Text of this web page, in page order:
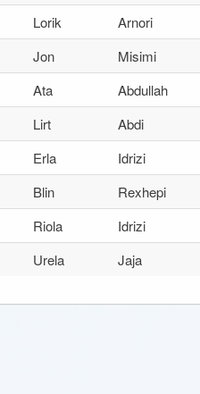
Lorik
Arnori
Jon
Misimi
Ata
Abdullah
Lirt
Abdi
Erla
Idrizi
Blin
Rexhepi
Riola
Idrizi
Urela
Jaja